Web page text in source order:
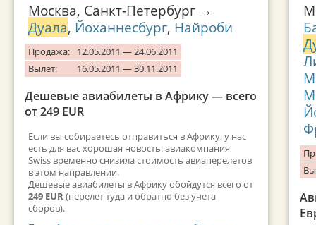
Москва, Санкт-Петербург →
Дуала, Йоханнесбург, Найроби
Продажа:
12.05.2011 — 24.06.2011
Вылет:
16.05.2011 — 30.11.2011
Дешевые авиабилеты в Африку — всего
от 249 EUR
Если вы собираетесь отправиться в Африку, у нас
есть для вас хорошая новость: авиакомпания
Swiss временно снизила стоимость авиаперелетов
в этом направлении.
Дешевые авиабилеты в Африку обойдутся всего от
249 EUR(перелет туда и обратно без учета
сборов).